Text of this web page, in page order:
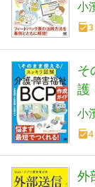
小
3
そ
護
小
4
外